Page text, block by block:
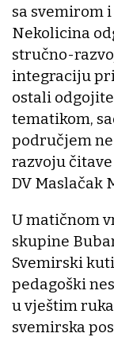
sa svemirom
Nekolicina
stručno-
integraciju
ostali
tematikom,
područjem
razvoju
DV Maslačak
U matičnom
skupine
Svemirski
pedagoški
u vještim
svemirska